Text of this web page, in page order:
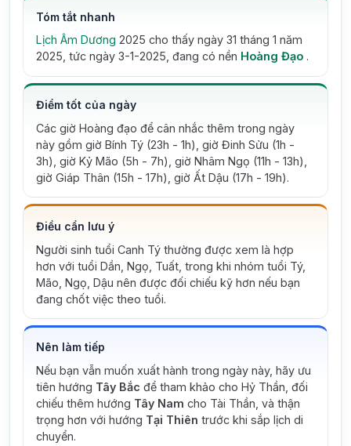
Tóm tắt nhanh
Lịch Âm Dương 2025 cho thấy ngày 31 tháng 1 năm
2025, tức ngày 3-1-2025, đang có nền Hoàng Đạo .
Điểm tốt của ngày
Các giờ Hoàng đạo để cân nhắc thêm trong ngày
này gồm giờ Bính Tý (23h - 1h), giờ Đinh Sửu (1h -
3h), giờ Kỷ Mão (5h - 7h), giờ Nhâm Ngọ (11h - 13h),
giờ Giáp Thân (15h - 17h), giờ Ất Dậu (17h - 19h).
Điều cần lưu ý
Người sinh tuổi Canh Tý thường được xem là hợp
hơn với tuổi Dần, Ngọ, Tuất, trong khi nhóm tuổi Tý,
Mão, Ngọ, Dậu nên được đối chiếu kỹ hơn nếu bạn
đang chốt việc theo tuổi.
Nên làm tiếp
Nếu bạn vẫn muốn xuất hành trong ngày này, hãy ưu
tiên hướng Tây Bắc để tham khảo cho Hỷ Thần, đối
chiếu thêm hướng Tây Nam cho Tài Thần, và thận
trọng hơn với hướng Tại Thiên trước khi sắp lịch di
chuyển.